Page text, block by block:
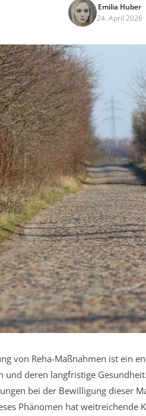
Emilia Huber
24. April 2026
von Reha-Maßnahmen ist ein
und deren langfristige
bei der Bewilligung dieser
Phänomen hat weitreichende